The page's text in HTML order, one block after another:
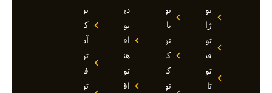
تور
ژاپن
تور
قطر
تور
تاجیکستان
تور
تایلند
تور
کشتی
کروز
تور
دبی
تور
اقساطی
هند
تور
اقساطی
تور
کوش
آداسی
تور
فتحیه
تور